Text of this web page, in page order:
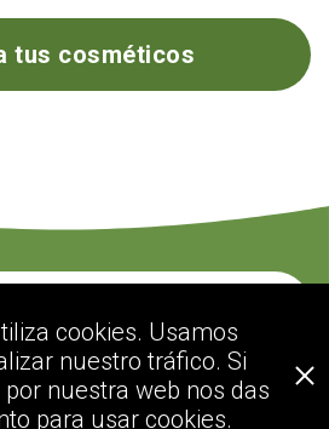
tus cosméticos
cookies. Usamos
nuestro tráfico. Si
nuestra web nos das
para usar cookies.